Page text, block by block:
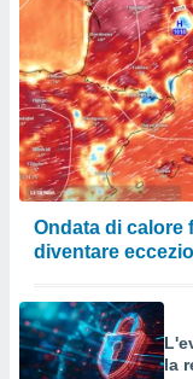
Ondata di calore
diventare
la